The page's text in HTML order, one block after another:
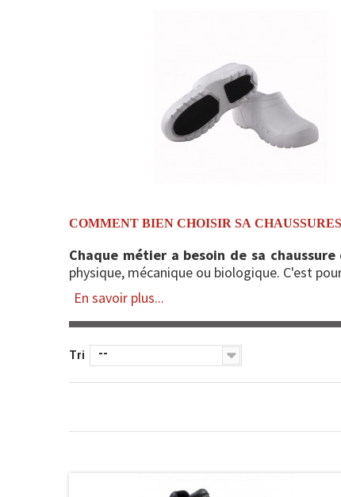
COMMENT BIEN CHOISIR SA
Chaque métier a besoin de sa
physique, mécanique ou biologique. C'est
En savoir plus...
Tri --